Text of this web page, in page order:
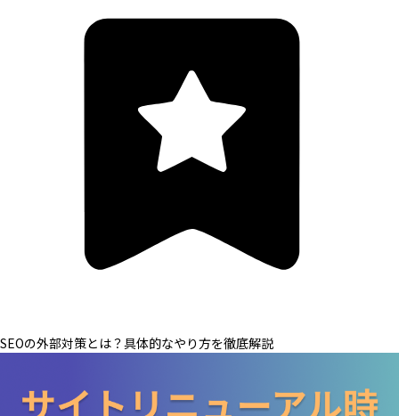
SEOの外部対策とは？具体的なやり方を徹底解説